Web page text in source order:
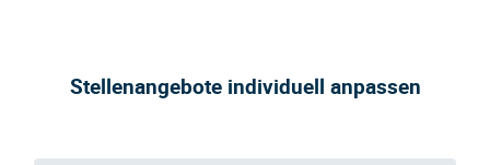
Stellenangebote individuell anpassen